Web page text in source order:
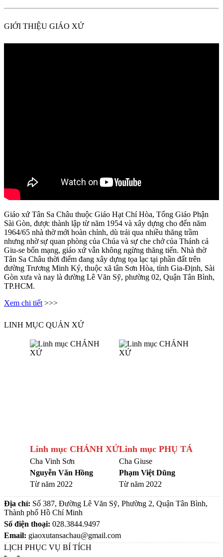
GIỚI THIỆU GIÁO XỨ
Giáo xứ Tân Sa Châu thuộc Giáo Hạt Chí Hòa, Tổng Giáo Phận
Sài Gòn, được thành lập từ năm 1954 và xây dựng cho đến năm
1964/65 nhà thờ mới hoàn chỉnh, dù trải qua nhiều thăng trầm
nhưng nhờ sự quan phòng của Chúa và sự che chở của Thánh cả
Giu-se bổn mạng, giáo xứ vẫn không ngừng thăng tiến. Nhà thờ
Tân Sa Châu thời điểm đang xây dựng tọa lạc tại phần đất trên
đường Trương Minh Ký, thuộc xã tân Sơn Hòa, tỉnh Gia-Định, Sài
Gòn xưa và nay là đường Lê Văn Sỹ, phường 02, Quận Tân Bình,
TP.HCM.
Xem chi tiết >>>
LINH MỤC QUẢN XỨ
Linh mục CHÁNH XỨ
Cha Vinh Sơn
Nguyễn Văn Hồng
Từ năm 2022
Linh mục PHỤ TÁ
Cha Giuse
Phạm Việt Dũng
Từ năm 2022
Địa chỉ: Số 387, Đường Lê Văn Sỹ, Phường 2, Quận Tân Bình,
Thành phố Hồ Chí Minh
Số điện thoại: 028.3844.9497
Email: giaoxutansachau@gmail.com
LỊCH PHỤC VỤ BÍ TÍCH